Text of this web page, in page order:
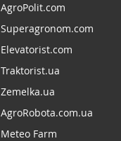
AgroPolit.com
Superagronom.com
Elevatorist.com
Traktorist.ua
Zemelka.ua
AgroRobota.com.ua
Meteo Farm